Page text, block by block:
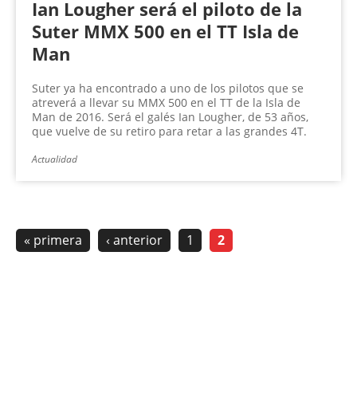
Ian Lougher será el piloto de la
Suter MMX 500 en el TT Isla de
Man
Suter ya ha encontrado a uno de los pilotos que se
atreverá a llevar su MMX 500 en el TT de la Isla de
Man de 2016. Será el galés Ian Lougher, de 53 años,
que vuelve de su retiro para retar a las grandes 4T.
Actualidad
« primera ‹ anterior 1 2